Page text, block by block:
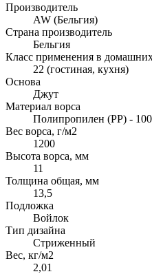
Производитель
AW (Бельгия)
Страна производитель
Бельгия
Класс применения в
22 (гостиная, кухня)
Основа
Джут
Материал ворса
Полипропилен (PP) -
Вес ворса, г/м2
1200
Высота ворса, мм
11
Толщина общая, мм
13,5
Подложка
Войлок
Тип дизайна
Стриженный
Вес, кг/м2
2,01